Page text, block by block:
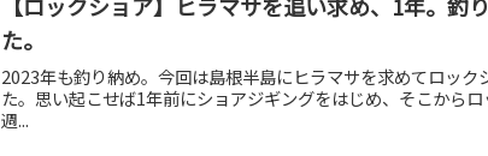
【ロックショア】ヒラマサを追い求め、1年。釣
た。
2023年も釣り納め。今回は島根半島にヒラマサを求めてロック
た。思い起こせば1年前にショアジギングをはじめ、そこから
週...